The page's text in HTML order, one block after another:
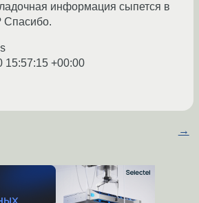
информация сыпется в
Спасибо.
15:57:15 +00:00
→